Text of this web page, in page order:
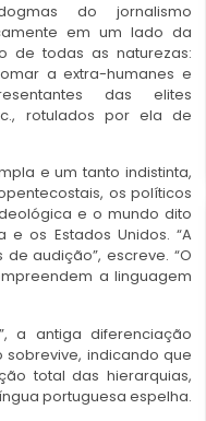
do jornalismo
em um lado da
de todas as naturezas:
a extra-humanes e
das elites
rotulados por ela de
e um tanto indistinta,
os políticos
e o mundo dito
os Estados Unidos. “A
audição”, escreve. “O
a linguagem
a antiga diferenciação
indicando que
total das hierarquias,
portuguesa espelha.